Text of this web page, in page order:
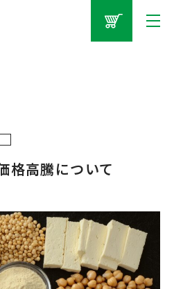
格高騰について